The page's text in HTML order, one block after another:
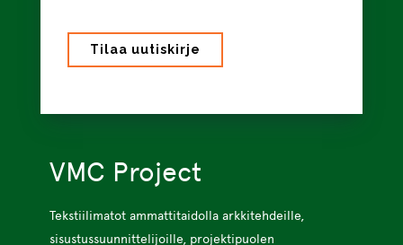
VMC Project
Tekstiilimatot ammattitaidolla arkkitehdeille,
sisustussuunnittelijoille, projektipuolen